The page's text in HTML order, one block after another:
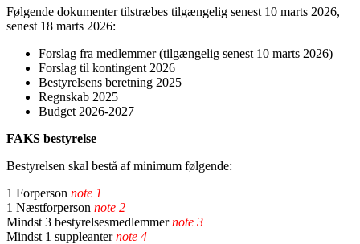
Følgende dokumenter tilstræbes tilgængelig senest 10 marts 2026,
senest 18 marts 2026:
Forslag fra medlemmer (tilgængelig senest 10 marts 2026)
Forslag til kontingent 2026
Bestyrelsens beretning 2025
Regnskab 2025
Budget 2026-2027
FAKS bestyrelse
Bestyrelsen skal bestå af minimum følgende:
1 Forperson note 1
1 Næstforperson note 2
Mindst 3 bestyrelsesmedlemmernote 3
Mindst 1 suppleanternote 4